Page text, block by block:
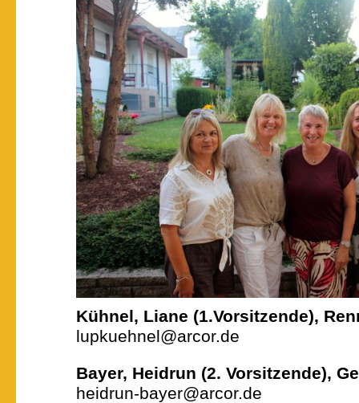
Kühnel, Liane (1.Vorsitzende),
lupkuehnel@arcor.de
Bayer, Heidrun (2. Vorsitzende),
heidrun-bayer@arcor.de